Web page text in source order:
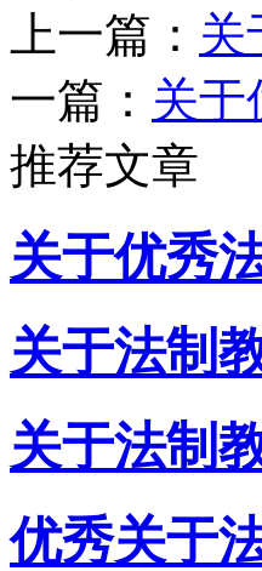
上一篇： 关
一篇： 关于
推荐文章
关于优秀
关于法制
关于法制
优秀关于